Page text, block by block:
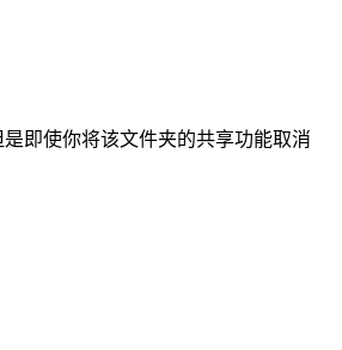
即使你将该文件夹的共享功能取消